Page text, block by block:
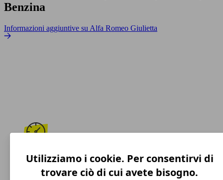
Benzina
Informazioni aggiuntive su Alfa Romeo Giulietta
210 km/h
Velocità massima
Utilizziamo i cookie. Per consentirvi di
trovare ciò di cui avete bisogno.